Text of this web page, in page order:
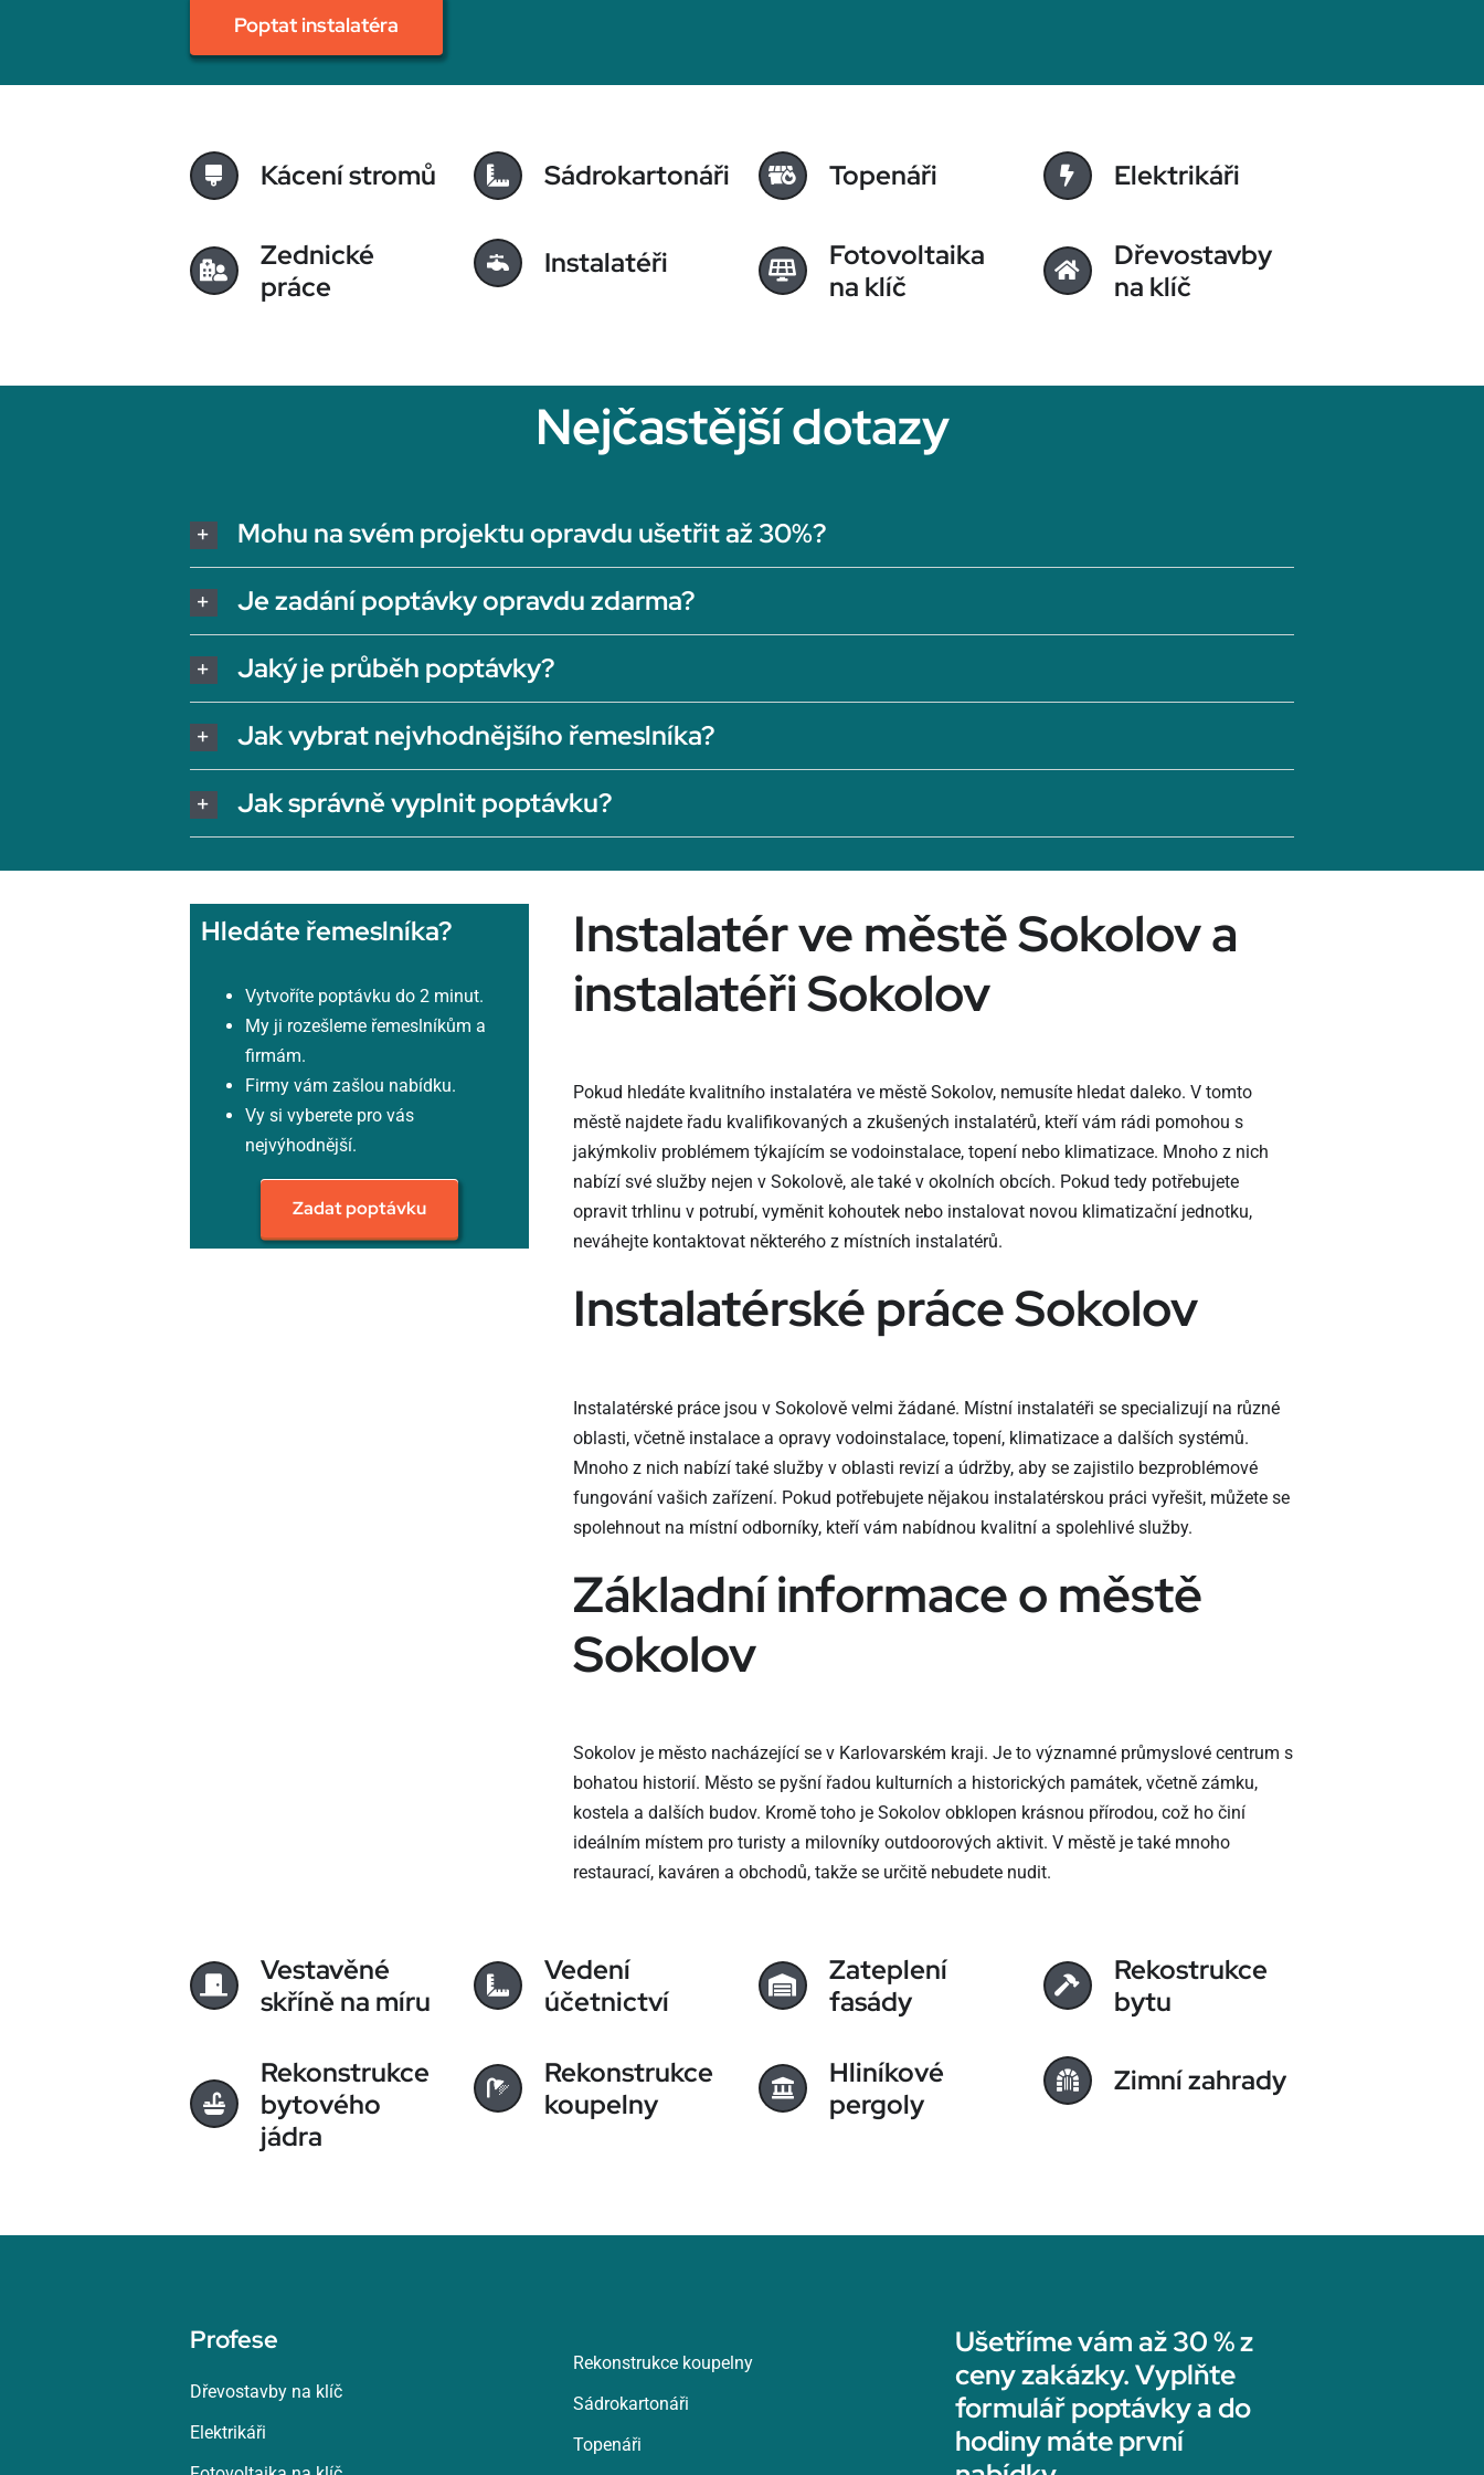
Poptat instalatéra
Kácení stromů Sádrokartonáři Topenáři Elektrikáři
Zednické
práce
Instalatéři
Fotovoltaika
na klíč
Dřevostavby
na klíč
Nejčastější dotazy
Mohu na svém projektu opravdu ušetřit až 30%?
Je zadání poptávky opravdu zdarma?
Jaký je průběh poptávky?
Jak vybrat nejvhodnějšího řemeslníka?
Jak správně vyplnit poptávku?
Hledáte řemeslníka?
Vytvoříte poptávku do 2 minut.
My ji rozešleme řemeslníkům a
firmám.
Firmy vám zašlou nabídku.
Vy si vyberete pro vás
nejvýhodnější.
Zadat poptávku
Instalatér ve městě Sokolov a
instalatéři Sokolov
Pokud hledáte kvalitního instalatéra ve městě Sokolov, nemusíte hledat daleko. V tomto
městě najdete řadu kvalifikovaných a zkušených instalatérů, kteří vám rádi pomohou s
jakýmkoliv problémem týkajícím se vodoinstalace, topení nebo klimatizace. Mnoho z nich
nabízí své služby nejen v Sokolově, ale také v okolních obcích. Pokud tedy potřebujete
opravit trhlinu v potrubí, vyměnit kohoutek nebo instalovat novou klimatizační jednotku,
neváhejte kontaktovat některého z místních instalatérů.
Instalatérské práce Sokolov
Instalatérské práce jsou v Sokolově velmi žádané. Místní instalatéři se specializují na různé
oblasti, včetně instalace a opravy vodoinstalace, topení, klimatizace a dalších systémů.
Mnoho z nich nabízí také služby v oblasti revizí a údržby, aby se zajistilo bezproblémové
fungování vašich zařízení. Pokud potřebujete nějakou instalatérskou práci vyřešit, můžete se
spolehnout na místní odborníky, kteří vám nabídnou kvalitní a spolehlivé služby.
Základní informace o městě
Sokolov
Sokolov je město nacházející se v Karlovarském kraji. Je to významné průmyslové centrum s
bohatou historií. Město se pyšní řadou kulturních a historických památek, včetně zámku,
kostela a dalších budov. Kromě toho je Sokolov obklopen krásnou přírodou, což ho činí
ideálním místem pro turisty a milovníky outdoorových aktivit. V městě je také mnoho
restaurací, kaváren a obchodů, takže se určitě nebudete nudit.
Vestavěné
skříně na míru
Vedení
účetnictví
Zateplení
fasády
Rekostrukce
bytu
Rekonstrukce
bytového
jádra
Rekonstrukce
koupelny
Hliníkové
pergoly
Zimní zahrady
Profese
Dřevostavby na klíč
Elektrikáři
Rekonstrukce koupelny
Sádrokartonáři
Topenáři
Ušetříme vám až 30 % z
ceny zakázky. Vyplňte
formulář poptávky a do
hodiny máte první